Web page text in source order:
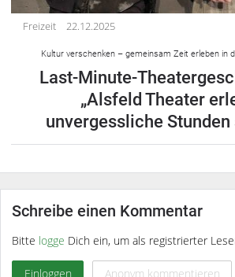
Freizeit 22.12.2025
Kultur verschenken – gemeinsam Zeit erleben in
Last-Minute-
„Alsfeld Theater
unvergessliche Stunden
Schreibe einen Kommentar
Bitte logge Dich ein, um als registrierter
Einloggen Anonym kommentieren